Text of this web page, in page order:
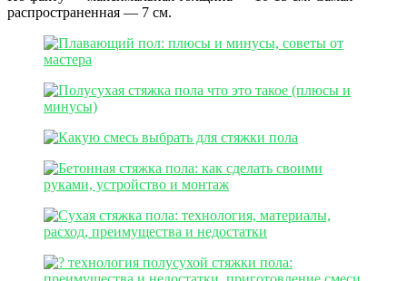
распространенная — 7 см.